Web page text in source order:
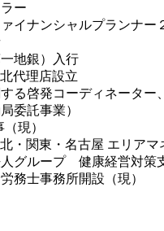
ー
イナンシャルプランナー
地銀）入行
代理店設立
る啓発コーディネーター
委託事業）
現）
・関東・名古屋 エリアマ
グループ 健康経営対策
務士事務所開設（現）